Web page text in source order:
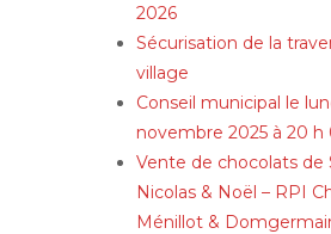
2026
Sécurisation de la
village
Conseil municipal le
novembre 2025 à 20 h
Vente de chocolats de
Nicolas & Noël – RPI
Ménillot &